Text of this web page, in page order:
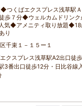
つくばエクスプレス浅草駅
歩７分◆ウェルカムドリン
気◆アメニティ取り放題◆18
り
千束１－１５ー１
クスプレス浅草駅A2出口徒歩
3番出口徒歩12分・日比谷線